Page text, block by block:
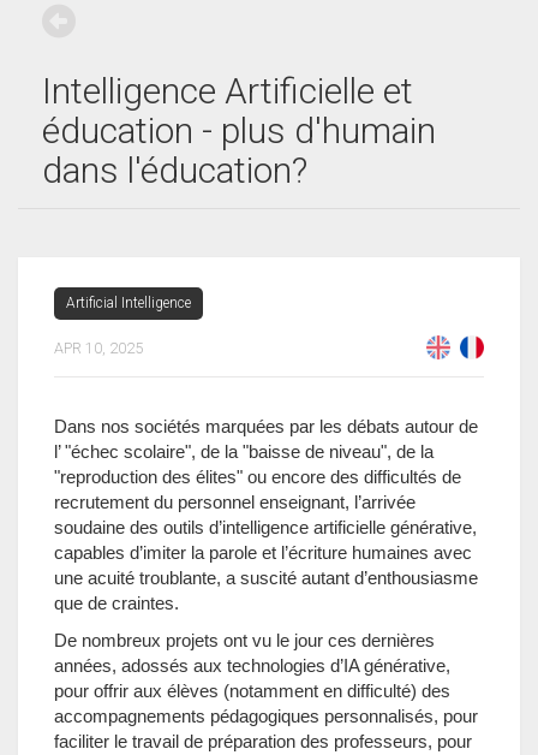
Intelligence Artificielle et
éducation - plus d'humain
dans l'éducation?
Artificial Intelligence
APR 10, 2025
Dans nos sociétés marquées par les débats autour de
l’ "échec scolaire", de la "baisse de niveau", de la
"reproduction des élites" ou encore des difficultés de
recrutement du personnel enseignant, l’arrivée
soudaine des outils d’intelligence artificielle générative,
capables d’imiter la parole et l’écriture humaines avec
une acuité troublante, a suscité autant d’enthousiasme
que de craintes.
De nombreux projets ont vu le jour ces dernières
années, adossés aux technologies d’IA générative,
pour offrir aux élèves (notamment en difficulté) des
accompagnements pédagogiques personnalisés, pour
faciliter le travail de préparation des professeurs, pour